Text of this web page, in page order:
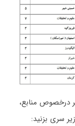
درخصوص منابع،
سری بزنید: